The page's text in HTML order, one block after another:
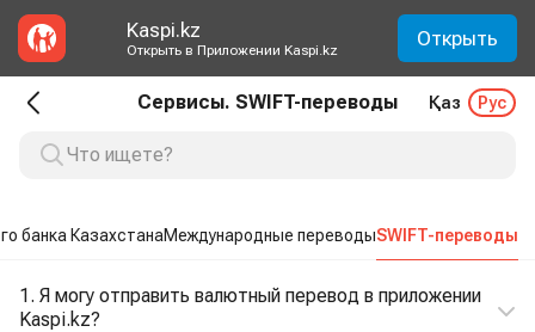
Kaspi.kz
Открыть в Приложении Kaspi.kz Открыть
Сервисы. SWIFT-переводы Қаз Рус
банка КазахстанаМеждународные переводыSWIFT-переводы
1. Я могу отправить валютный перевод в приложении
Kaspi.kz?